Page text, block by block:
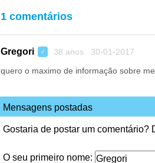
1 comentários
Gregori ♂ 38 anos 30-01-2017
quero o maximo de informação sobre
Mensagens postadas
Gostaria de postar um comentário?
O seu primeiro nome: